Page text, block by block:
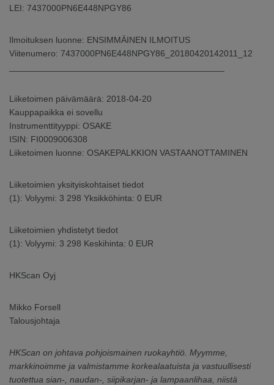
LEI: 7437000PN6E448NPGY86
Ilmoituksen luonne: ENSIMMÄINEN ILMOITUS
Viitenumero: 7437000PN6E448NPGY86_20180420142011_12
Liiketoimen päivämäärä: 2018-04-20
Kauppapaikka ei sovellu
Instrumenttityyppi: OSAKE
ISIN: FI0009006308
Liiketoimen luonne: OSAKEPALKKION VASTAANOTTAMINEN
Liiketoimien yksityiskohtaiset tiedot
(1): Volyymi: 3 298 Yksikköhinta: 0 EUR
Liiketoimien yhdistetyt tiedot
(1): Volyymi: 3 298 Keskihinta: 0 EUR
HKScan Oyj
Mikko Forsell
Talousjohtaja
HKScan on johtava pohjoismainen ruokayhtiö. Myymme,
markkinoimme ja valmistamme korkealaatuista ja vastuullisesti
tuotettua sian-, naudan-, siipikarjan- ja lampaanlihaa, niistä